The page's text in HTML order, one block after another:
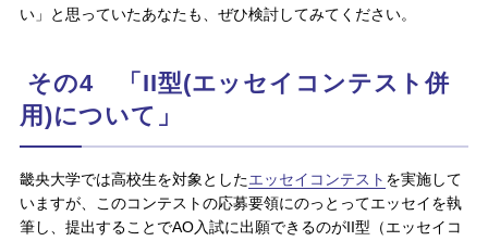
い」と思っていたあなたも、ぜひ検討してみてください。
その4 「II型(エッセイコンテスト併
用)について」
畿央大学では高校生を対象としたエッセイコンテスト を実施して
いますが、このコンテストの応募要領にのっとってエッセイを執
筆し、提出することでAO入試に出願できるのがII型（エッセイコ